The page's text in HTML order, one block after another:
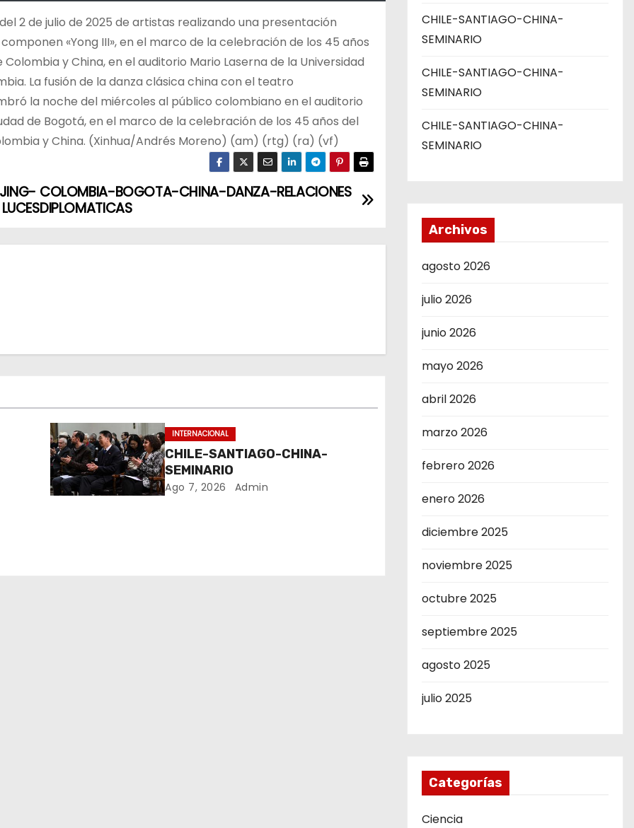
2 de julio de 2025 de artistas realizando una presentación
«Yong III», en el marco de la celebración de los 45 años
y China, en el auditorio Mario Laserna de la Universidad
La fusión de la danza clásica china con el teatro
la noche del miércoles al público colombiano en el auditorio
de Bogotá, en el marco de la celebración de los 45 años del
y China. (Xinhua/Andrés Moreno) (am) (rtg) (ra) (vf)
COLOMBIA-BOGOTA-CHINA-DANZA-RELACIONES
DIPLOMATICAS
INTERNACIONAL
CHILE-SANTIAGO-CHINA-
SEMINARIO
Ago 7, 2026 Admin
CHILE-SANTIAGO-CHINA-
SEMINARIO
CHILE-SANTIAGO-CHINA-
SEMINARIO
CHILE-SANTIAGO-CHINA-
SEMINARIO
Archivos
agosto 2026
julio 2026
junio 2026
mayo 2026
abril 2026
marzo 2026
febrero 2026
enero 2026
diciembre 2025
noviembre 2025
octubre 2025
septiembre 2025
agosto 2025
julio 2025
Categorías
Ciencia